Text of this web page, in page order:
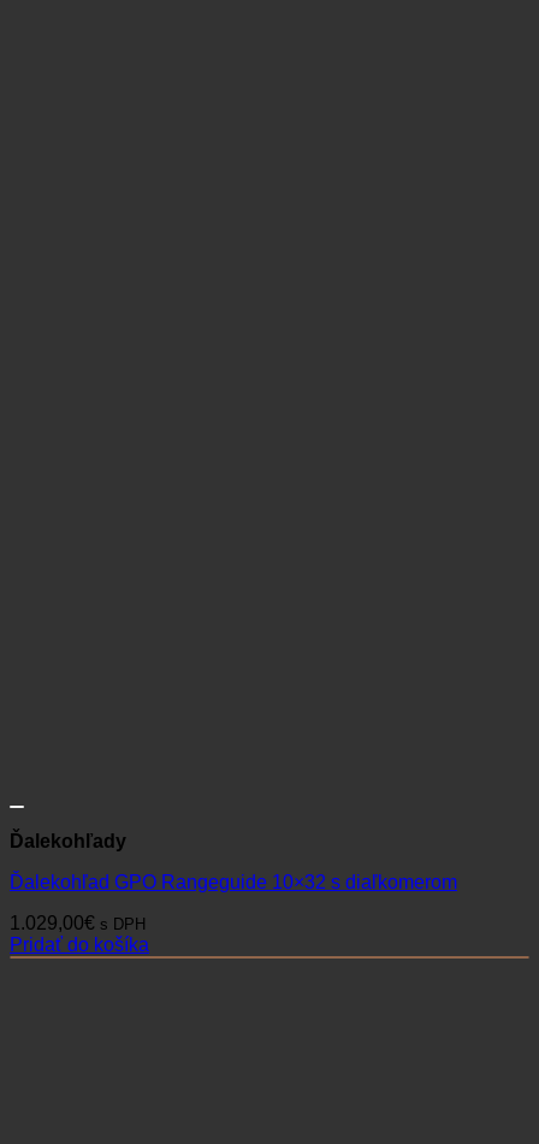
Ďalekohľady
Ďalekohľad GPO Rangeguide 10×32 s diaľkomerom
1.029,00€ s DPH
Pridať do košíka